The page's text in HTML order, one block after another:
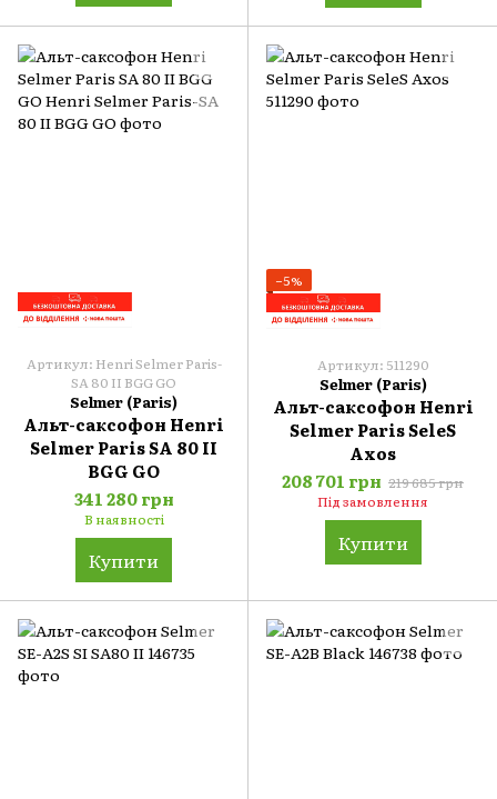
Артикул: Henri Selmer Paris-
SA 80 II BGG GO
Selmer (Paris)
Альт-саксофон Henri
Selmer Paris SA 80 II
BGG GO
341 280 грн
В наявності
Купити
−5%
Артикул: 511290
Selmer (Paris)
Альт-саксофон Henri
Selmer Paris SeleS
Axos
208 701 грн 219 685 грн
Під замовлення
Купити